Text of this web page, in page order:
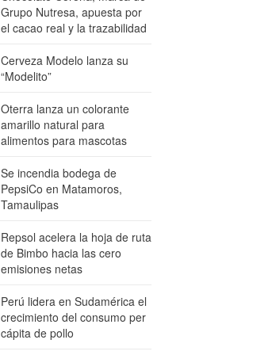
Grupo Nutresa, apuesta por
el cacao real y la trazabilidad
Cerveza Modelo lanza su
“Modelito”
Oterra lanza un colorante
amarillo natural para
alimentos para mascotas
Se incendia bodega de
PepsiCo en Matamoros,
Tamaulipas
Repsol acelera la hoja de ruta
de Bimbo hacia las cero
emisiones netas
Perú lidera en Sudamérica el
crecimiento del consumo per
cápita de pollo